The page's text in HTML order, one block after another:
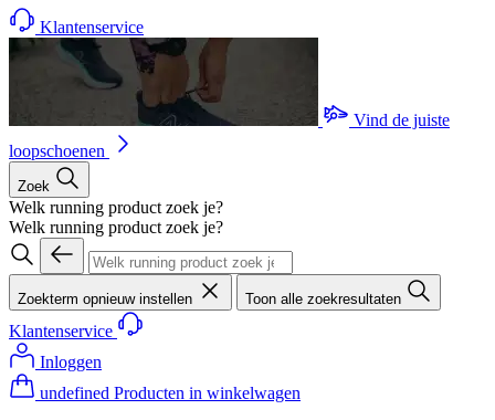
Klantenservice
Vind de juiste
loopschoenen
Zoek
Welk running product zoek je?
Welk running product zoek je?
Zoekterm opnieuw instellen Toon alle zoekresultaten
Klantenservice
Inloggen
undefined Producten in winkelwagen